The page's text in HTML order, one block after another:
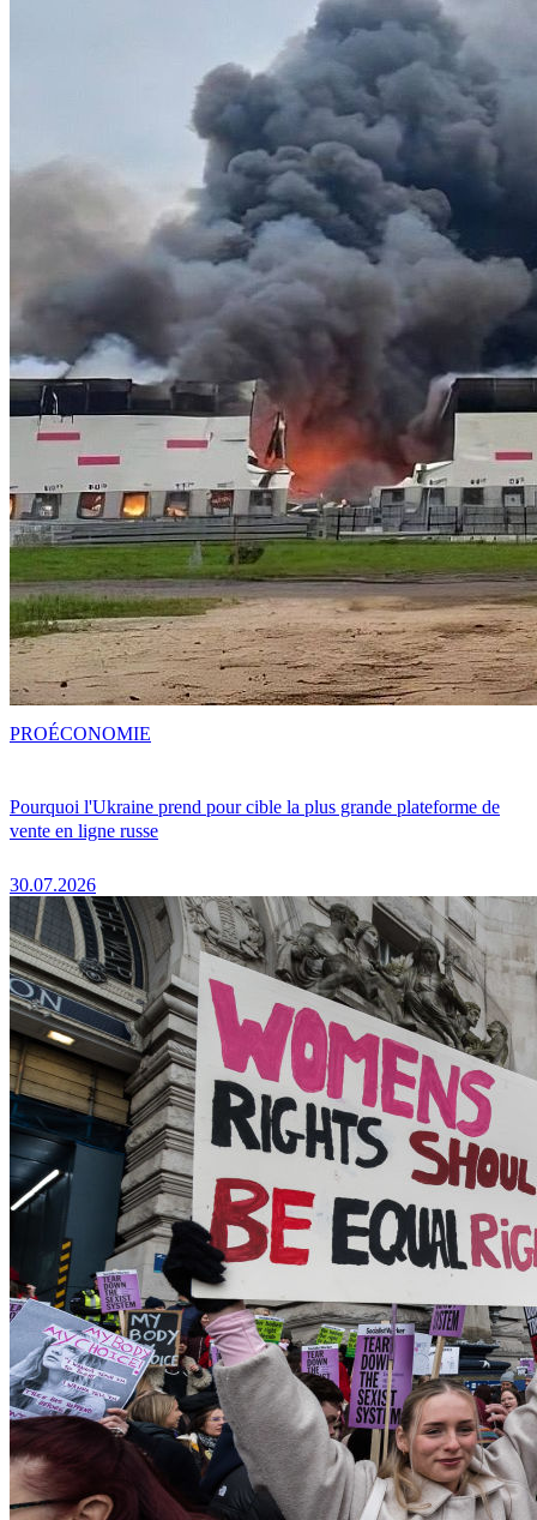
Pourquoi l'Ukraine prend pour cible la plus grande plateforme de
vente en ligne russe
30.07.2026
PROÉCONOMIE